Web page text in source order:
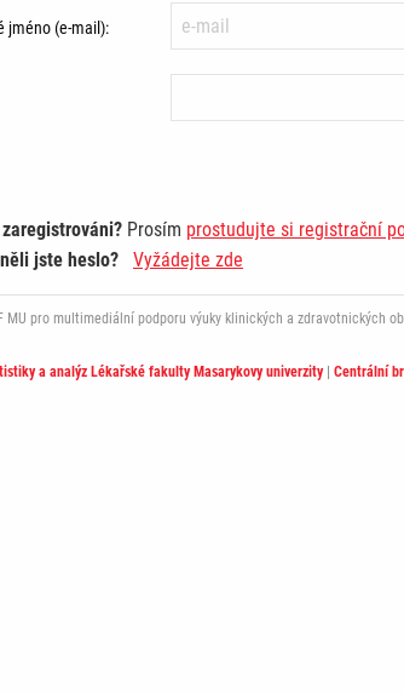
jméno (e-mail):
Prosím prostudujte si registrační
jste heslo?
Vyžádejte zde
MU pro multimediální podporu výuky klinických a
a analýz Lékařské fakulty Masarykovy univerzity| Centrální